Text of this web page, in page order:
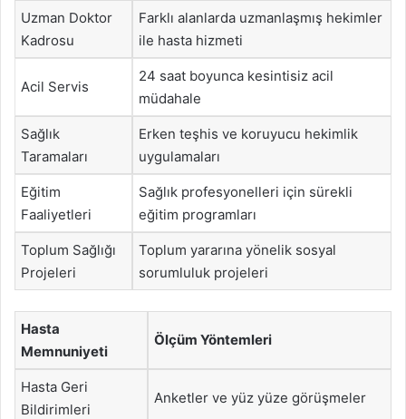
Uzman Doktor
Kadrosu
Farklı alanlarda uzmanlaşmış hekimler
ile hasta hizmeti
Acil Servis
24 saat boyunca kesintisiz acil
müdahale
Sağlık
Taramaları
Erken teşhis ve koruyucu hekimlik
uygulamaları
Eğitim
Faaliyetleri
Sağlık profesyonelleri için sürekli
eğitim programları
Toplum Sağlığı
Projeleri
Toplum yararına yönelik sosyal
sorumluluk projeleri
Hasta
Memnuniyeti
Ölçüm Yöntemleri
Hasta Geri
Bildirimleri
Anketler ve yüz yüze görüşmeler